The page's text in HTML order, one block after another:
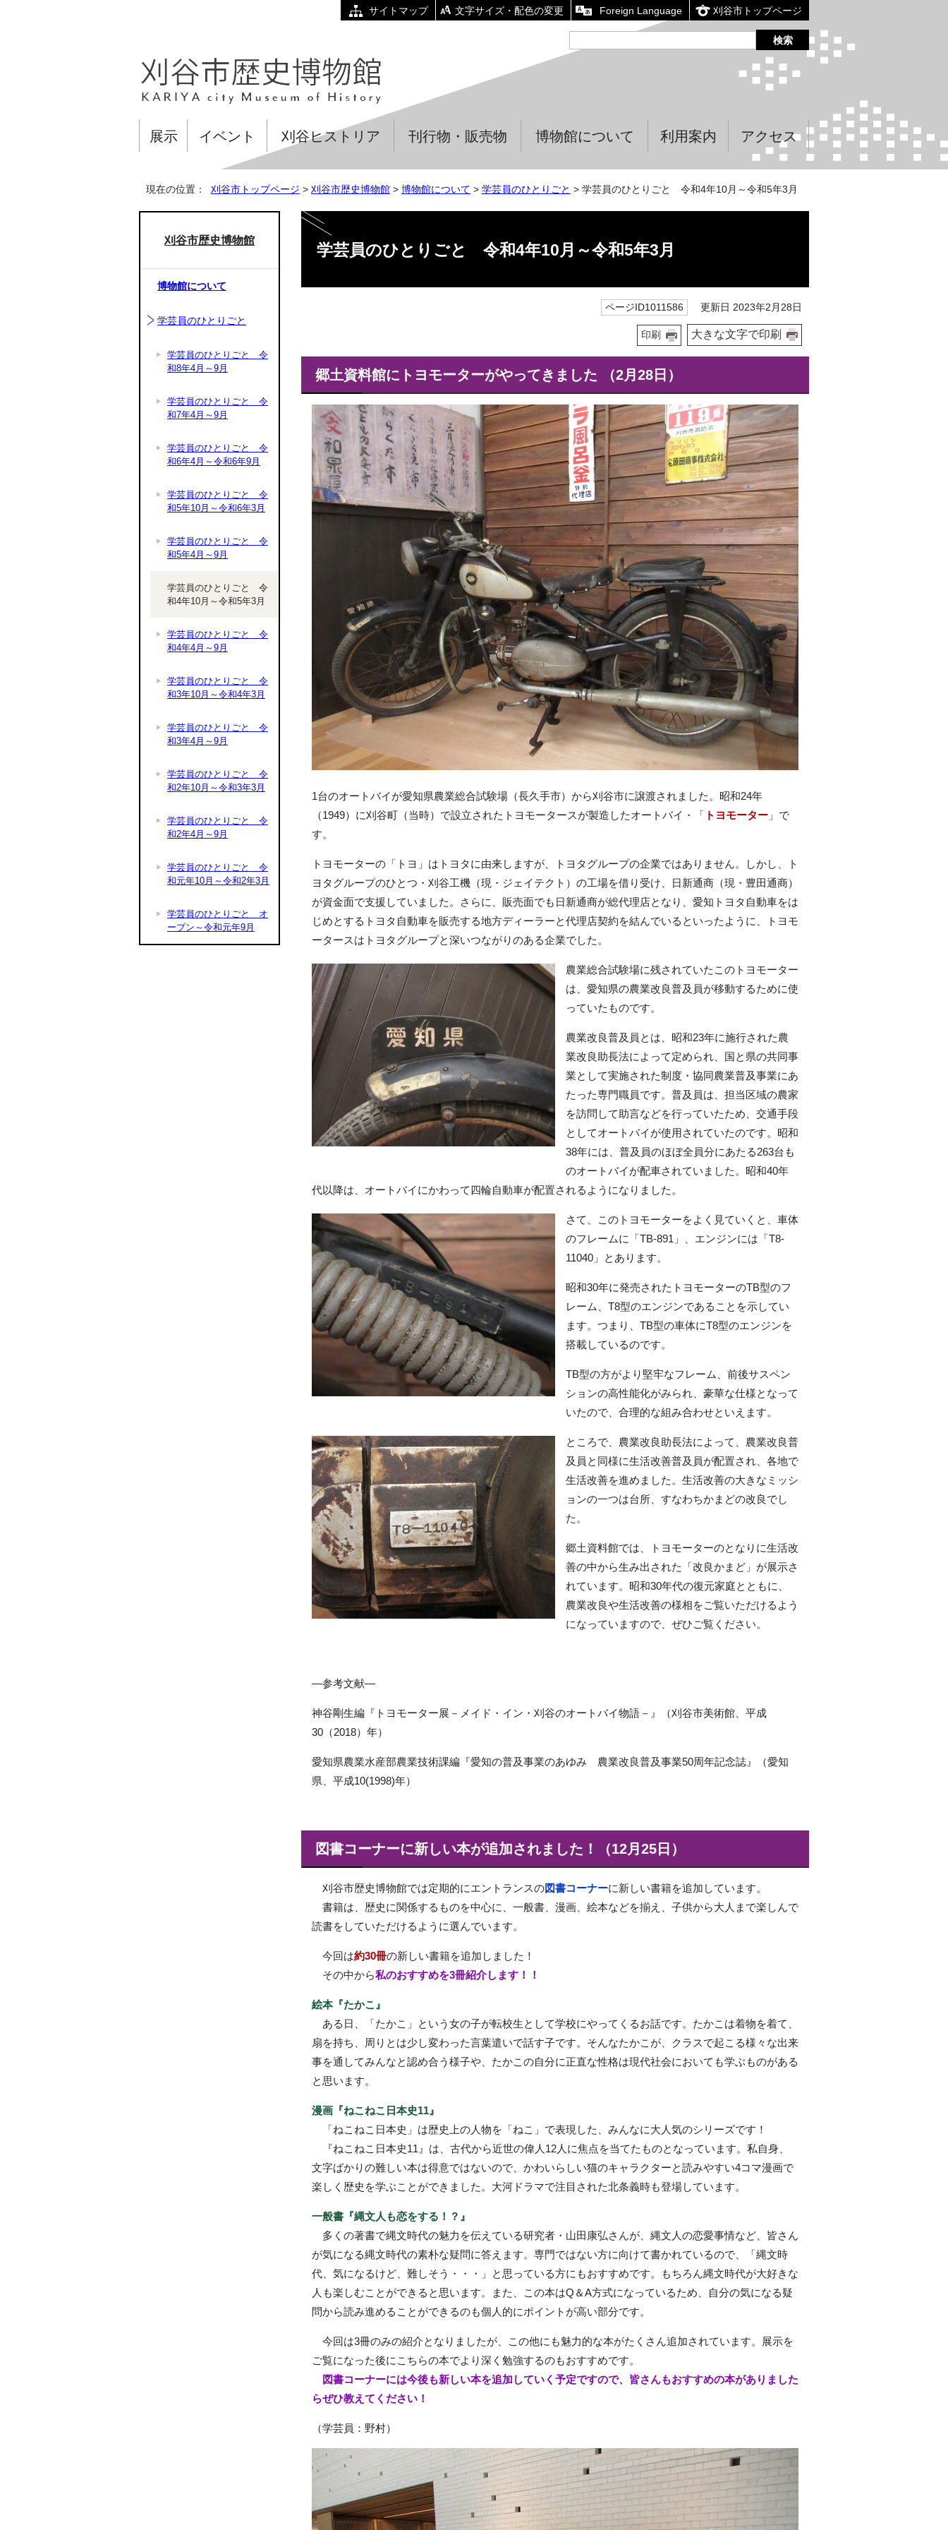
サイトマップ 文字サイズ・配色の変更 Foreign Language 刈谷市トップページ
展示 イベント 刈谷ヒストリア 刊行物・販売物 博物館について 利用案内 アクセス
現在の位置： 刈谷市トップページ > 刈谷市歴史博物館 > 博物館について > 学芸員のひとりごと > 学芸員のひとりごと 令和4年10月～令和5年3月
学芸員のひとりごと 令和4年10月～令和5年3月
ページID1011586 更新日 2023年2月28日
印刷 大きな文字で印刷
郷土資料館にトヨモーターがやってきました （2月28日）
1台のオートバイが愛知県農業総合試験場（長久手市）から刈谷市に譲渡されました。昭和24年
（1949）に刈谷町（当時）で設立されたトヨモータースが製造したオートバイ・「 トヨモーター 」で
す。
トヨモーターの「トヨ」はトヨタに由来しますが、トヨタグループの企業ではありません。しかし、ト
ヨタグループのひとつ・刈谷工機（現・ジェイテクト）の工場を借り受け、日新通商（現・豊田通商）
が資金面で支援していました。さらに、販売面でも日新通商が総代理店となり、愛知トヨタ自動車をは
じめとするトヨタ自動車を販売する地方ディーラーと代理店契約を結んでいるといったように、トヨモ
ータースはトヨタグループと深いつながりのある企業でした。
農業総合試験場に残されていたこのトヨモーター
は、愛知県の農業改良普及員が移動するために使
っていたものです。
農業改良普及員とは、昭和23年に施行された農
業改良助長法によって定められ、国と県の共同事
業として実施された制度・協同農業普及事業にあ
たった専門職員です。普及員は、担当区域の農家
を訪問して助言などを行っていたため、交通手段
としてオートバイが使用されていたのです。昭和
38年には、普及員のほぼ全員分にあたる263台も
のオートバイが配車されていました。昭和40年
代以降は、オートバイにかわって四輪自動車が配置されるようになりました。
さて、このトヨモーターをよく見ていくと、車体
のフレームに「TB-891」、エンジンには「T8-
11040」とあります。
昭和30年に発売されたトヨモーターのTB型のフ
レーム、T8型のエンジンであることを示してい
ます。つまり、TB型の車体にT8型のエンジンを
搭載しているのです。
TB型の方がより堅牢なフレーム、前後サスペン
ションの高性能化がみられ、豪華な仕様となって
いたので、合理的な組み合わせといえます。
ところで、農業改良助長法によって、農業改良普
及員と同様に生活改善普及員が配置され、各地で
生活改善を進めました。生活改善の大きなミッシ
ョンの一つは台所、すなわちかまどの改良でし
た。
郷土資料館では、トヨモーターのとなりに生活改
善の中から生み出された「改良かまど」が展示さ
れています。昭和30年代の復元家庭とともに、
農業改良や生活改善の様相をご覧いただけるよう
になっていますので、ぜひご覧ください。
―参考文献―
神谷剛生編『トヨモーター展－メイド・イン・刈谷のオートバイ物語－』（刈谷市美術館、平成
30（2018）年）
愛知県農業水産部農業技術課編『愛知の普及事業のあゆみ 農業改良普及事業50周年記念誌』（愛知
県、平成10(1998)年）
図書コーナーに新しい本が追加されました！（12月25日）
刈谷市歴史博物館では定期的にエントランスの図書コーナーに新しい書籍を追加しています。
書籍は、歴史に関係するものを中心に、一般書、漫画、絵本などを揃え、子供から大人まで楽しんで
読書をしていただけるように選んでいます。
今回は約30冊の新しい書籍を追加しました！
その中から私のおすすめを3冊紹介します！！
絵本『たかこ』
ある日、「たかこ」という女の子が転校生として学校にやってくるお話です。たかこは着物を着て、
扇を持ち、周りとは少し変わった言葉遣いで話す子です。そんなたかこが、クラスで起こる様々な出来
事を通してみんなと認め合う様子や、たかこの自分に正直な性格は現代社会においても学ぶものがある
と思います。
漫画『ねこねこ日本史11』
「ねこねこ日本史」は歴史上の人物を「ねこ」で表現した、みんなに大人気のシリーズです！
『ねこねこ日本史11』は、古代から近世の偉人12人に焦点を当てたものとなっています。私自身、
文字ばかりの難しい本は得意ではないので、かわいらしい猫のキャラクターと読みやすい4コマ漫画で
楽しく歴史を学ぶことができました。大河ドラマで注目された北条義時も登場しています。
一般書『縄文人も恋をする！？』
多くの著書で縄文時代の魅力を伝えている研究者・山田康弘さんが、縄文人の恋愛事情など、皆さん
が気になる縄文時代の素朴な疑問に答えます。専門ではない方に向けて書かれているので、「縄文時
代、気になるけど、難しそう・・・」と思っている方にもおすすめです。もちろん縄文時代が大好きな
人も楽しむことができると思います。また、この本はQ＆A方式になっているため、自分の気になる疑
問から読み進めることができるのも個人的にポイントが高い部分です。
今回は3冊のみの紹介となりましたが、この他にも魅力的な本がたくさん追加されています。展示を
ご覧になった後にこちらの本でより深く勉強するのもおすすめです。
図書コーナーには今後も新しい本を追加していく予定ですので、皆さんもおすすめの本がありました
らぜひ教えてください！
（学芸員：野村）
刈谷市歴史博物館
博物館について
学芸員のひとりごと
学芸員のひとりごと 令
和8年4月～9月
学芸員のひとりごと 令
和7年4月～9月
学芸員のひとりごと 令
和6年4月～令和6年9月
学芸員のひとりごと 令
和5年10月～令和6年3月
学芸員のひとりごと 令
和5年4月～9月
学芸員のひとりごと 令
和4年10月～令和5年3月
学芸員のひとりごと 令
和4年4月～9月
学芸員のひとりごと 令
和3年10月～令和4年3月
学芸員のひとりごと 令
和3年4月～9月
学芸員のひとりごと 令
和2年10月～令和3年3月
学芸員のひとりごと 令
和2年4月～9月
学芸員のひとりごと 令
和元年10月～令和2年3月
学芸員のひとりごと オ
ープン～令和元年9月